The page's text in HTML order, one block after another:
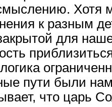
Хотя
к разным
для
пути были
что царь